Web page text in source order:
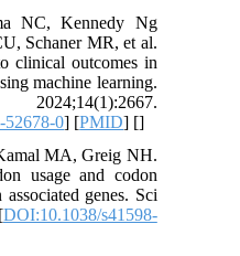
NC, Kennedy Ng
Schaner MR, et al.
clinical outcomes in
machine learning.
52678-0] [PMID] [
Kamal MA, Greig NH.
usage and codon
associated genes. Sci
[DOI:10.1038/s41598-